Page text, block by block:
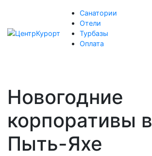
Санатории
Отели
Турбазы
Оплата
Новогодние
корпоративы в
Пыть-Яхе